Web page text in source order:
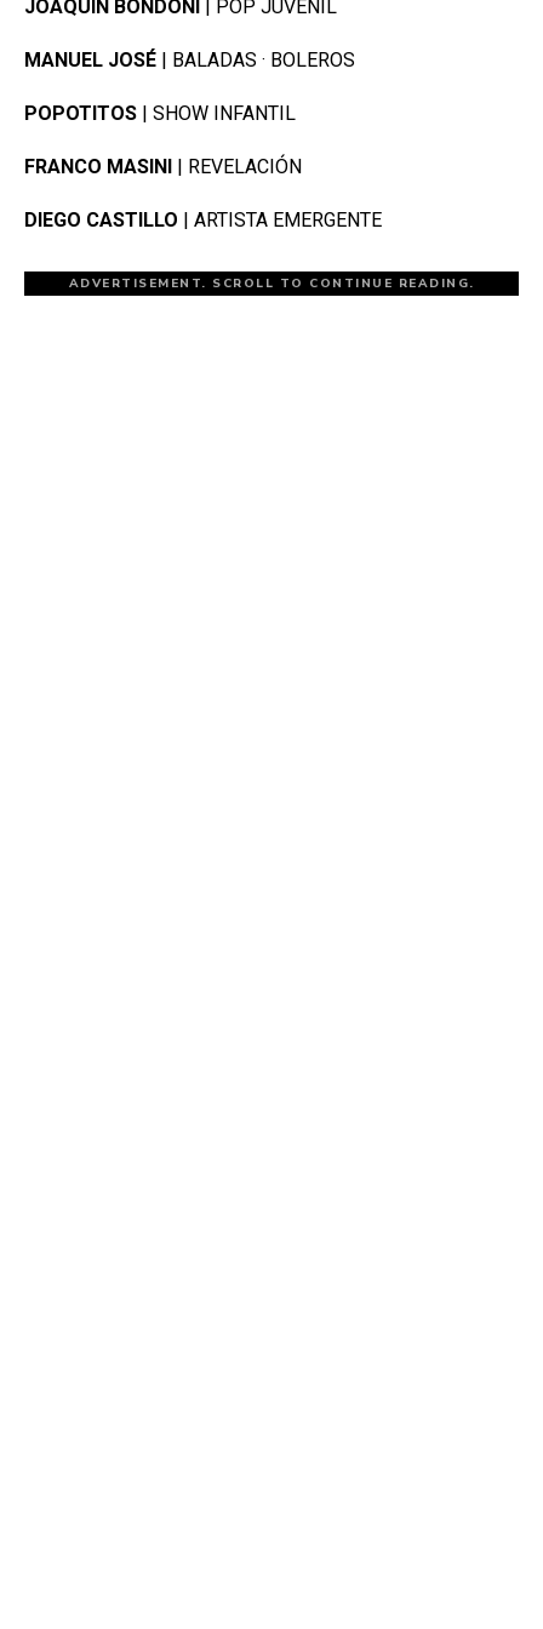
JOAQUÍN BONDONI | POP JUVENIL
MANUEL JOSÉ | BALADAS · BOLEROS
POPOTITOS | SHOW INFANTIL
FRANCO MASINI | REVELACIÓN
DIEGO CASTILLO | ARTISTA EMERGENTE
ADVERTISEMENT. SCROLL TO CONTINUE READING.